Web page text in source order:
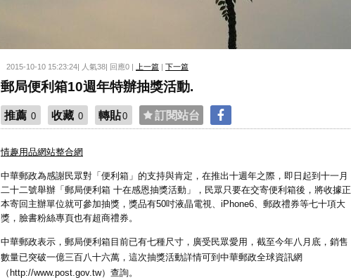
2015-10-10 15:23:24| 人氣38| 回應0 | 上一篇 | 下一篇
郵局便利箱10週年特辦抽獎活動.
推薦 0 收藏 0 轉貼0 訂閱站台
情趣用品網站整合網
中華郵政為感謝民眾對「便利箱」的支持與肯定，在推出十週年之際，即日起到十一月
二十二號舉辦「郵局便利箱 十在感恩抽獎活動」，民眾只要在交寄便利箱後，將收據正
本寄回主辦單位就可參加抽獎，獎品有50吋液晶電視、iPhone6、郵政禮券等七十項大
獎，臉書粉絲專頁也有超商禮券。
中華郵政表示，郵局便利箱目前已有七種尺寸，廣受民眾愛用，截至今年八月底，銷售
數量已突破一億三百八十六萬，這次抽獎活動詳情可到中華郵政全球資訊網
（http://www.post.gov.tw）查詢。